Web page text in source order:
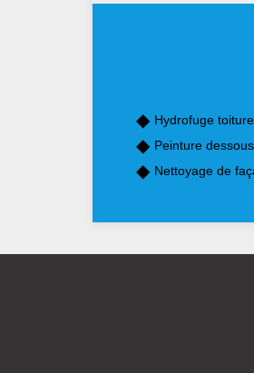
Hydrofuge
Peinture
Nettoyage de